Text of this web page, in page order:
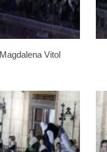
Magdalena Vitol